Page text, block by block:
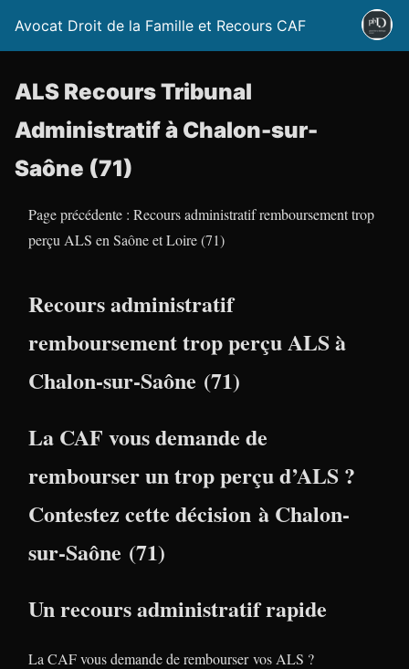
Avocat Droit de la Famille et Recours CAF
ALS Recours Tribunal
Administratif à Chalon-sur-
Saône (71)
Page précédente : Recours administratif remboursement trop
perçu ALS en Saône et Loire (71)
Recours administratif
remboursement trop perçu ALS à
Chalon-sur-Saône (71)
La CAF vous demande de
rembourser un trop perçu d’ALS ?
Contestez cette décision à Chalon-
sur-Saône (71)
Un recours administratif rapide
La CAF vous demande de rembourser vos ALS ?